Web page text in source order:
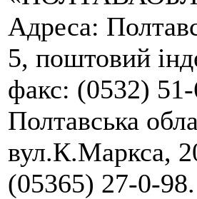
Адреса:
5, поштовий
факс: (0532) 51-
Полтавська
вул.К.Маркса,
(05365) 27-0-